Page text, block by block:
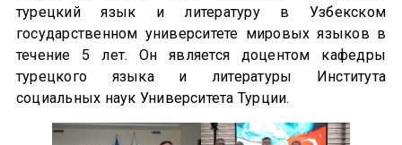
турецкий язык и литературу в Узбекском
государственном университете мировых языков в
течение 5 лет. Он является доцентом кафедры
турецкого языка и литературы Института
социальных наук Университета Турции.